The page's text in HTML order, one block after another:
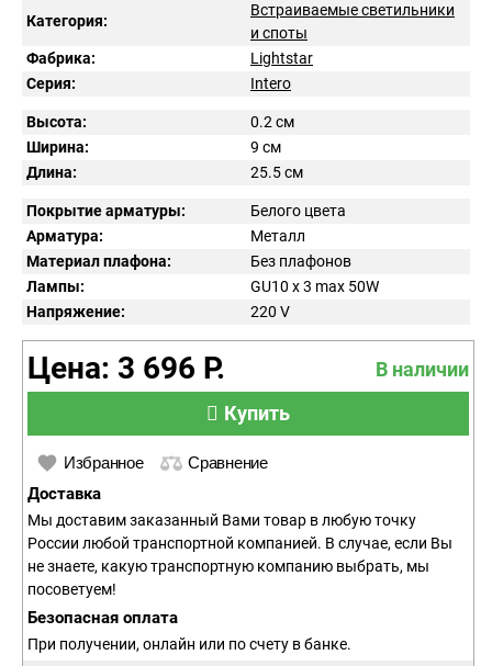
Категория:
Встраиваемые светильники
и споты
Фабрика:
Lightstar
Серия:
Intero
Высота:
0.2 см
Ширина:
9 см
Длина:
25.5 см
Покрытие арматуры:
Белого цвета
Арматура:
Металл
Материал плафона:
Без плафонов
Лампы:
GU10 x 3 max 50W
Напряжение:
220 V
Цена: 3 696 Р.
В наличии
Купить
Избранное Сравнение
Доставка
Мы доставим заказанный Вами товар в любую точку
России любой транспортной компанией. В случае, если Вы
не знаете, какую транспортную компанию выбрать, мы
посоветуем!
Безопасная оплата
При получении, онлайн или по счету в банке.